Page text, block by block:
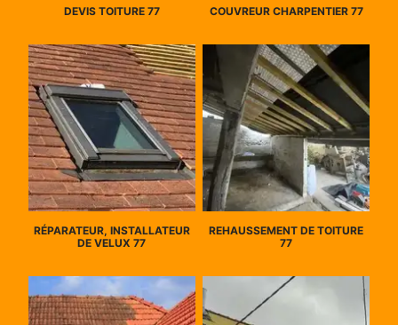
DEVIS TOITURE 77 COUVREUR CHARPENTIER 77
RÉPARATEUR, INSTALLATEUR
DE VELUX 77
REHAUSSEMENT DE TOITURE
77